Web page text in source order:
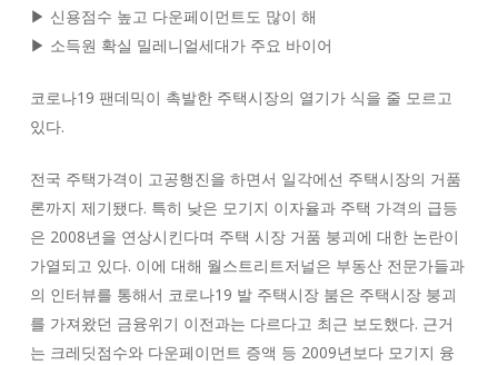
▶ 신용점수 높고 다운페이먼트도 많이 해
▶ 소득원 확실 밀레니얼세대가 주요 바이어
코로나19 팬데믹이 촉발한 주택시장의 열기가 식을 줄 모르고
있다.
전국 주택가격이 고공행진을 하면서 일각에선 주택시장의 거품
론까지 제기됐다. 특히 낮은 모기지 이자율과 주택 가격의 급등
은 2008년을 연상시킨다며 주택 시장 거품 붕괴에 대한 논란이
가열되고 있다. 이에 대해 월스트리트저널은 부동산 전문가들과
의 인터뷰를 통해서 코로나19 발 주택시장 붐은 주택시장 붕괴
를 가져왔던 금융위기 이전과는 다르다고 최근 보도했다. 근거
는 크레딧점수와 다운페이먼트 증액 등 2009년보다 모기지 융